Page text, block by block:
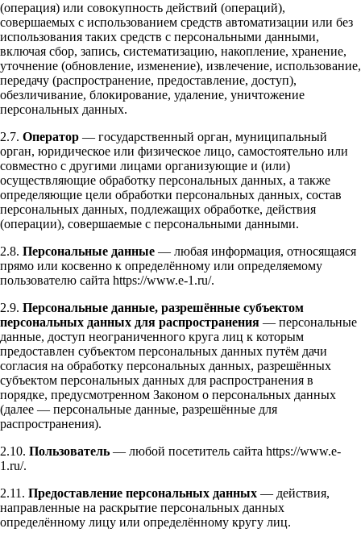
(операция) или совокупность действий (операций),
совершаемых с использованием средств автоматизации или без
использования таких средств с персональными данными,
включая сбор, запись, систематизацию, накопление, хранение,
уточнение (обновление, изменение), извлечение, использование,
передачу (распространение, предоставление, доступ),
обезличивание, блокирование, удаление, уничтожение
персональных данных.
2.7. Оператор — государственный орган, муниципальный
орган, юридическое или физическое лицо, самостоятельно или
совместно с другими лицами организующие и (или)
осуществляющие обработку персональных данных, а также
определяющие цели обработки персональных данных, состав
персональных данных, подлежащих обработке, действия
(операции), совершаемые с персональными данными.
2.8. Персональные данные — любая информация, относящаяся
прямо или косвенно к определённому или определяемому
пользователю сайта https://www.e-1.ru/.
2.9. Персональные данные, разрешённые субъектом
персональных данных для распространения — персональные
данные, доступ неограниченного круга лиц к которым
предоставлен субъектом персональных данных путём дачи
согласия на обработку персональных данных, разрешённых
субъектом персональных данных для распространения в
порядке, предусмотренном Законом о персональных данных
(далее — персональные данные, разрешённые для
распространения).
2.10. Пользователь — любой посетитель сайта https://www.e-
1.ru/.
2.11. Предоставление персональных данных — действия,
направленные на раскрытие персональных данных
определённому лицу или определённому кругу лиц.